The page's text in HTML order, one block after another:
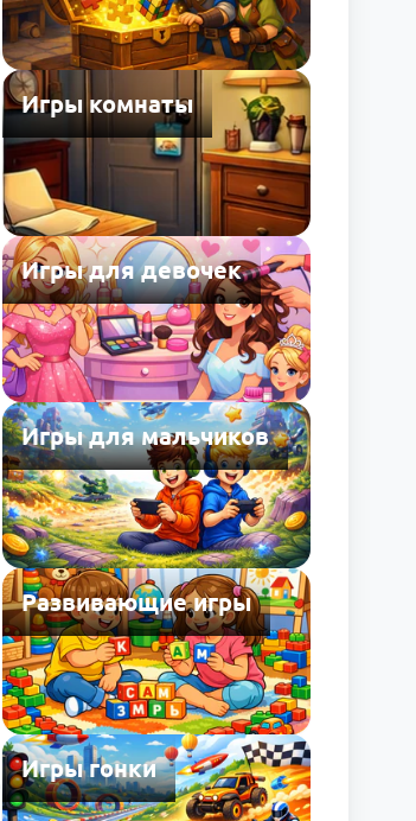
Игры комнаты
Игры для девочек
Игры для мальчиков
Развивающие игры
Игры гонки